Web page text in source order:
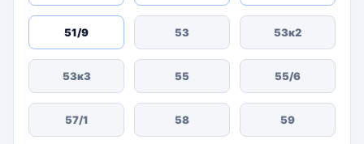
51/9 53 53к2
53к3 55 55/6
57/1 58 59